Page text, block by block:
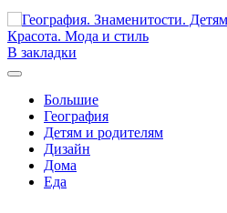
В закладки
Большие
География
Детям и родителям
Дизайн
Дома
Еда